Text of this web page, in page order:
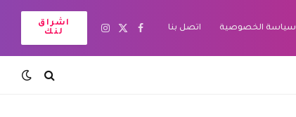
سياسة الخصوصية اتصل بنا فيسبوك
X
(Twitter)
الانستغرام
اشراق
لنك